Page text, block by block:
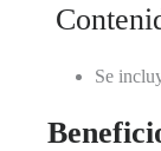
Se